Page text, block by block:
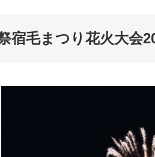
宿毛まつり花火大会